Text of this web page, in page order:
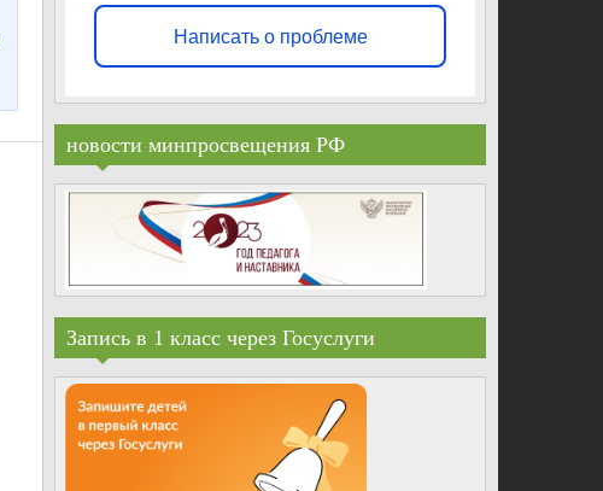
Написать о проблеме
новости минпросвещения РФ
Запись в 1 класс через Госуслуги